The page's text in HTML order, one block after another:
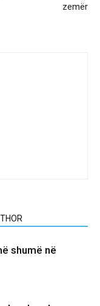
zemër
shumë në